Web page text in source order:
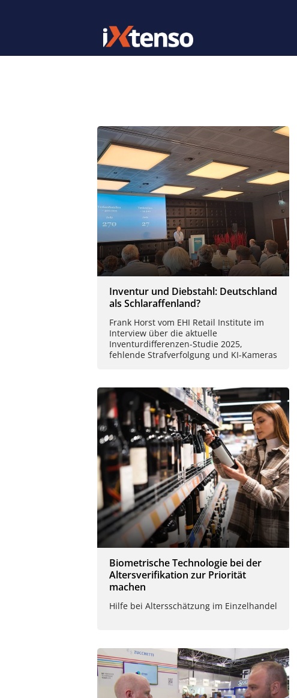
Inventur und Diebstahl: Deutschland
als Schlaraffenland?
Frank Horst vom EHI Retail Institute im
Interview über die aktuelle
Inventurdifferenzen-Studie 2025,
fehlende Strafverfolgung und KI-Kameras
Biometrische Technologie bei der
Altersverifikation zur Priorität
machen
Hilfe bei Altersschätzung im Einzelhandel